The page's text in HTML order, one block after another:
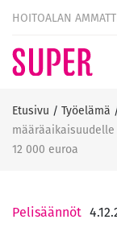
HOITOALAN
Etusivu / Työelämä
12 000 euroa
Pelisäännöt